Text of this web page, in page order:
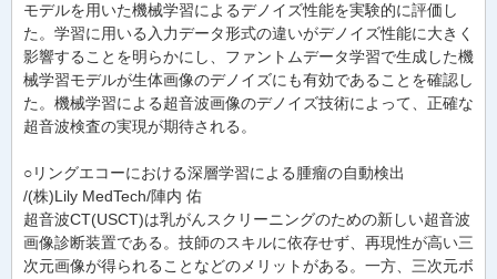
モデルを用いた機械学習によるデノイズ性能を実験的に評価し
た。学習に用いる入力データ形式の違いがデノイズ性能に大きく
影響することを明らかにし、ファントムデータ学習で生成した機
械学習モデルが生体画像のデノイズにも有効であることを確認し
た。機械学習による超音波画像のデノイズ技術によって、正確な
超音波検査の実現が期待される。
○リングエコーにおける深層学習による腫瘤の自動検出
/(株)Lily MedTech/陣内 佑
超音波CT(USCT)は乳がんスクリーニングのための新しい超音波
画像診断装置である。技師のスキルに依存せず、再現性が高い三
次元画像が得られることなどのメリットがある。一方、三次元ボ